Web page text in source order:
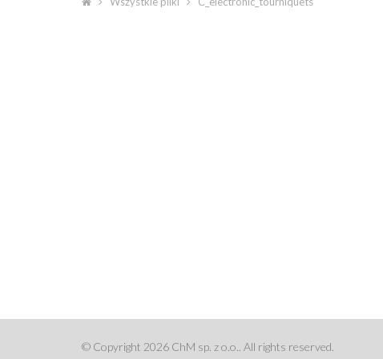
© Copyright 2026 ChM sp. z o.o.. All rights reserved.